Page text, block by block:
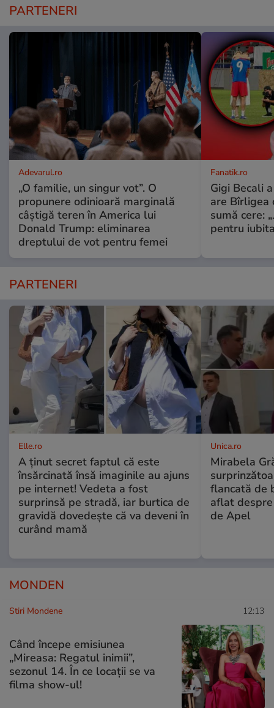
PARTENERI
Adevarul.ro
„O familie, un singur vot”. O
propunere odinioară marginală
câștigă teren în America lui
Donald Trump: eliminarea
dreptului de vot pentru femei
Fanatik.ro
Gigi Becali
are Bîrligea
sumă cere:
pentru
PARTENERI
Elle.ro
A ținut secret faptul că este
însărcinată însă imaginile au ajuns
pe internet! Vedeta a fost
surprinsă pe stradă, iar burtica de
gravidă dovedește că va deveni în
curând mamă
Unica.ro
Mirabela
flancată de
aflat
de Apel
MONDEN
Stiri Mondene 12:13
Când începe emisiunea
„Mireasa: Regatul inimii”,
sezonul 14. În ce locații se va
filma show-ul!